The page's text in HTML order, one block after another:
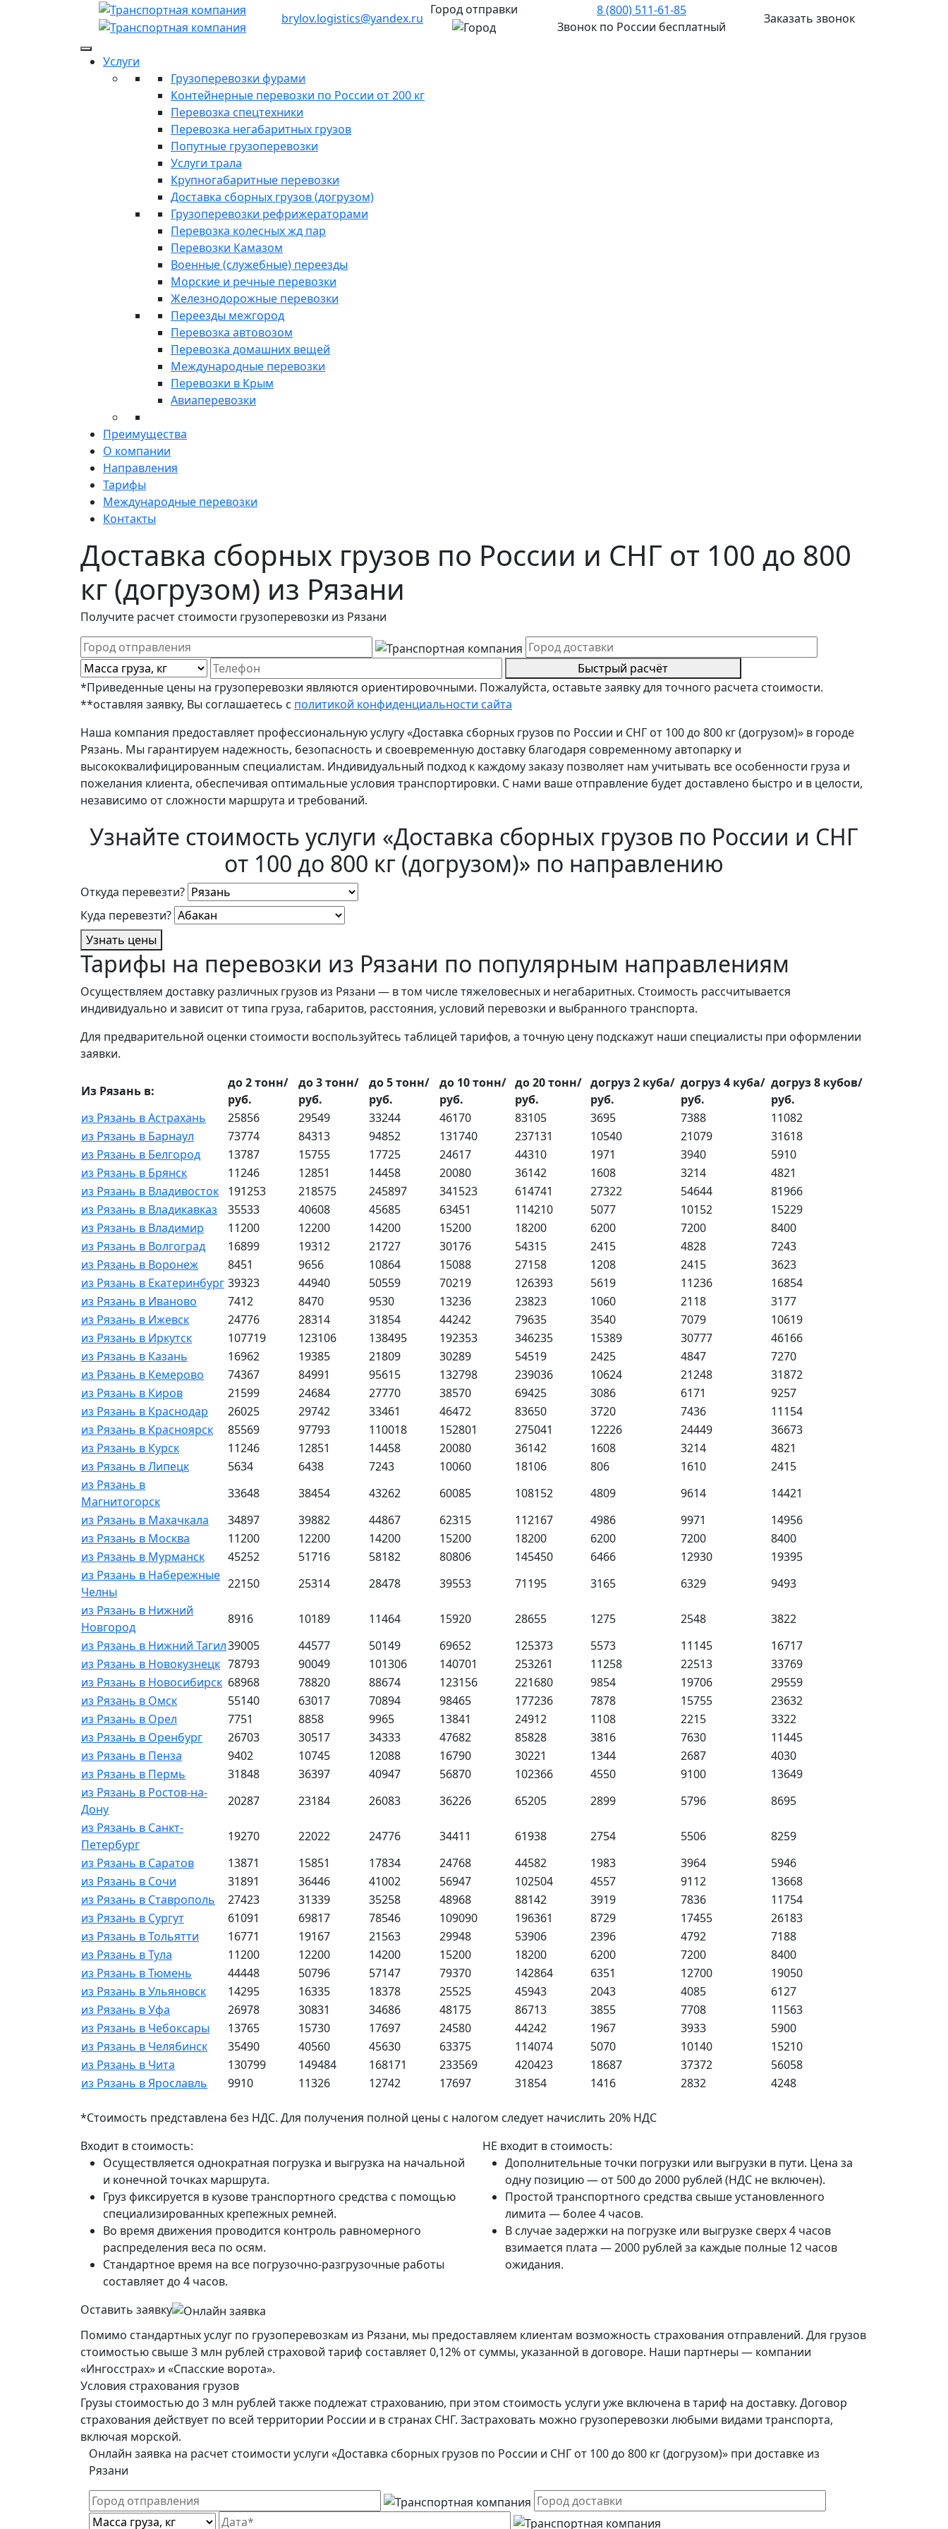
brylov.logistics@yandex.ru
Город отправки
8 (800) 511-61-85
Звонок по России бесплатный
Заказать звонок
Услуги
Грузоперевозки фурами
Контейнерные перевозки по России от 200 кг
Перевозка спецтехники
Перевозка негабаритных грузов
Попутные грузоперевозки
Услуги трала
Крупногабаритные перевозки
Доставка сборных грузов (догрузом)
Грузоперевозки рефрижераторами
Перевозка колесных жд пар
Перевозки Камазом
Военные (служебные) переезды
Морские и речные перевозки
Железнодорожные перевозки
Переезды межгород
Перевозка автовозом
Перевозка домашних вещей
Международные перевозки
Перевозки в Крым
Авиаперевозки
Преимущества
О компании
Направления
Тарифы
Международные перевозки
Контакты
Доставка сборных грузов по России и СНГ от 100 до 800
кг (догрузом) из Рязани
Получите расчет стоимости грузоперевозки из Рязани
Быстрый расчёт
*Приведенные цены на грузоперевозки являются ориентировочными. Пожалуйста, оставьте заявку для точного расчета стоимости.
**оставляя заявку, Вы соглашаетесь с политикой конфиденциальности сайта
Наша компания предоставляет профессиональную услугу «Доставка сборных грузов по России и СНГ от 100 до 800 кг (догрузом)» в городе
Рязань. Мы гарантируем надежность, безопасность и своевременную доставку благодаря современному автопарку и
высококвалифицированным специалистам. Индивидуальный подход к каждому заказу позволяет нам учитывать все особенности груза и
пожелания клиента, обеспечивая оптимальные условия транспортировки. С нами ваше отправление будет доставлено быстро и в целости,
независимо от сложности маршрута и требований.
Узнайте стоимость услуги «Доставка сборных грузов по России и СНГ
от 100 до 800 кг (догрузом)» по направлению
Откуда перевезти?
Куда перевезти?
Узнать цены
Тарифы на перевозки из Рязани по популярным направлениям
Осуществляем доставку различных грузов из Рязани — в том числе тяжеловесных и негабаритных. Стоимость рассчитывается
индивидуально и зависит от типа груза, габаритов, расстояния, условий перевозки и выбранного транспорта.
Для предварительной оценки стоимости воспользуйтесь таблицей тарифов, а точную цену подскажут наши специалисты при оформлении
заявки.
Из Рязань в:
до 2 тонн/
руб.
до 3 тонн/
руб.
до 5 тонн/
руб.
до 10 тонн/
руб.
до 20 тонн/
руб.
догруз 2 куба/
руб.
догруз 4 куба/
руб.
догруз 8 кубов/
руб.
из Рязань в Астрахань
25856 29549 33244 46170 83105 3695 7388
11082
из Рязань в Барнаул
73774 84313 94852 131740 237131 10540 21079
31618
из Рязань в Белгород
13787 15755 17725 24617 44310 1971 3940
5910
из Рязань в Брянск
11246 12851 14458 20080 36142 1608 3214
4821
из Рязань в Владивосток
191253 218575 245897 341523 614741 27322 54644
81966
из Рязань в Владикавказ
35533 40608 45685 63451 114210 5077 10152
15229
из Рязань в Владимир
11200 12200 14200 15200 18200 6200 7200
8400
из Рязань в Волгоград
16899 19312 21727 30176 54315 2415 4828
7243
из Рязань в Воронеж
8451 9656 10864 15088 27158 1208 2415
3623
из Рязань в Екатеринбург 39323 44940 50559 70219 126393 5619 11236
16854
из Рязань в Иваново
7412 8470 9530 13236 23823 1060 2118
3177
из Рязань в Ижевск
24776 28314 31854 44242 79635 3540 7079
10619
из Рязань в Иркутск
107719 123106 138495 192353 346235 15389 30777
46166
из Рязань в Казань
16962 19385 21809 30289 54519 2425 4847
7270
из Рязань в Кемерово
74367 84991 95615 132798 239036 10624 21248
31872
из Рязань в Киров
21599 24684 27770 38570 69425 3086 6171
9257
из Рязань в Краснодар
26025 29742 33461 46472 83650 3720 7436
11154
из Рязань в Красноярск
85569 97793 110018 152801 275041 12226 24449
36673
из Рязань в Курск
11246 12851 14458 20080 36142 1608 3214
4821
из Рязань в Липецк
5634 6438 7243 10060 18106 806 1610
2415
из Рязань в
Магнитогорск
33648 38454 43262 60085 108152 4809 9614
14421
из Рязань в Махачкала
34897 39882 44867 62315 112167 4986 9971
14956
из Рязань в Москва
11200 12200 14200 15200 18200 6200 7200
8400
из Рязань в Мурманск
45252 51716 58182 80806 145450 6466 12930
19395
из Рязань в Набережные
Челны
22150 25314 28478 39553 71195 3165 6329
9493
из Рязань в Нижний
Новгород
8916 10189 11464 15920 28655 1275 2548
3822
из Рязань в Нижний Тагил39005 44577 50149 69652 125373 5573 11145
16717
из Рязань в Новокузнецк 78793 90049 101306 140701 253261 11258 22513
33769
из Рязань в Новосибирск 68968 78820 88674 123156 221680 9854 19706
29559
из Рязань в Омск
55140 63017 70894 98465 177236 7878 15755
23632
из Рязань в Орел
7751 8858 9965 13841 24912 1108 2215
3322
из Рязань в Оренбург
26703 30517 34333 47682 85828 3816 7630
11445
из Рязань в Пенза
9402 10745 12088 16790 30221 1344 2687
4030
из Рязань в Пермь
31848 36397 40947 56870 102366 4550 9100
13649
из Рязань в Ростов-на-
Дону
20287 23184 26083 36226 65205 2899 5796
8695
из Рязань в Санкт-
Петербург
19270 22022 24776 34411 61938 2754 5506
8259
из Рязань в Саратов
13871 15851 17834 24768 44582 1983 3964
5946
из Рязань в Сочи
31891 36446 41002 56947 102504 4557 9112
13668
из Рязань в Ставрополь
27423 31339 35258 48968 88142 3919 7836
11754
из Рязань в Сургут
61091 69817 78546 109090 196361 8729 17455
26183
из Рязань в Тольятти
16771 19167 21563 29948 53906 2396 4792
7188
из Рязань в Тула
11200 12200 14200 15200 18200 6200 7200
8400
из Рязань в Тюмень
44448 50796 57147 79370 142864 6351 12700
19050
из Рязань в Ульяновск
14295 16335 18378 25525 45943 2043 4085
6127
из Рязань в Уфа
26978 30831 34686 48175 86713 3855 7708
11563
из Рязань в Чебоксары
13765 15730 17697 24580 44242 1967 3933
5900
из Рязань в Челябинск
35490 40560 45630 63375 114074 5070 10140
15210
из Рязань в Чита
130799 149484 168171 233569 420423 18687 37372
56058
из Рязань в Ярославль
9910 11326 12742 17697 31854 1416 2832 4248
*Стоимость представлена без НДС. Для получения полной цены с налогом следует начислить 20% НДС
Входит в стоимость:
Осуществляется однократная погрузка и выгрузка на начальной
и конечной точках маршрута.
Груз фиксируется в кузове транспортного средства с помощью
специализированных крепежных ремней.
Во время движения проводится контроль равномерного
распределения веса по осям.
Стандартное время на все погрузочно-разгрузочные работы
составляет до 4 часов.
НЕ входит в стоимость:
Дополнительные точки погрузки или выгрузки в пути. Цена за
одну позицию — от 500 до 2000 рублей (НДС не включен).
Простой транспортного средства свыше установленного
лимита — более 4 часов.
В случае задержки на погрузке или выгрузке сверх 4 часов
взимается плата — 2000 рублей за каждые полные 12 часов
ожидания.
Оставить заявку
Помимо стандартных услуг по грузоперевозкам из Рязани, мы предоставляем клиентам возможность страхования отправлений. Для грузов
стоимостью свыше 3 млн рублей страховой тариф составляет 0,12% от суммы, указанной в договоре. Наши партнеры — компании
«Ингосстрах» и «Спасские ворота».
Условия страхования грузов
Грузы стоимостью до 3 млн рублей также подлежат страхованию, при этом стоимость услуги уже включена в тариф на доставку. Договор
страхования действует по всей территории России и в странах СНГ. Застраховать можно грузоперевозки любыми видами транспорта,
включая морской.
Онлайн заявка на расчет стоимости услуги «Доставка сборных грузов по России и СНГ от 100 до 800 кг (догрузом)» при доставке из
Рязани